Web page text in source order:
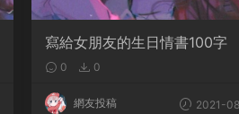
寫給女朋友的生日情書100字
0 0
網友投稿 2021-